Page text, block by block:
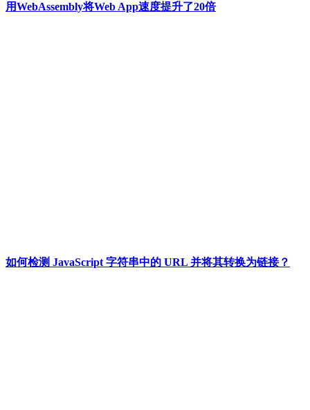
用WebAssembly将Web App速度提升了20倍
如何检测 JavaScript 字符串中的 URL 并将其转换为链接？